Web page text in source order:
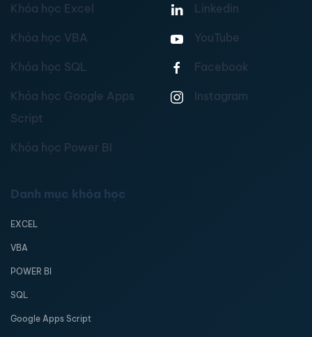
Khóa học Excel
Khóa học VBA
Khóa học SQL
Khóa học Google Apps
Script
Khóa học Power BI
Linkedin
YouTube
Facebook
Instagram
Danh mục khóa học
EXCEL
VBA
POWER BI
SQL
Google Apps Script